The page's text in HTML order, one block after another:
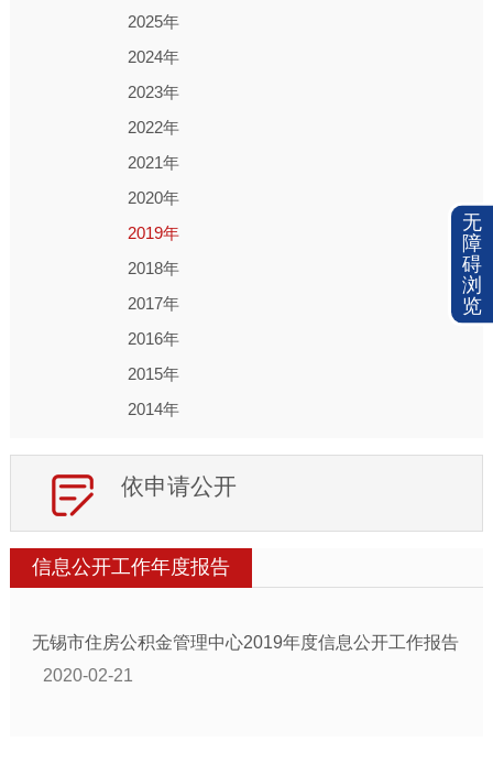
2025年
2024年
2023年
2022年
2021年
2020年
2019年
2018年
2017年
2016年
2015年
2014年
依申请公开
信息公开工作年度报告
无锡市住房公积金管理中心2019年度信息公开工作报告
2020-02-21
无
障
碍
浏
览